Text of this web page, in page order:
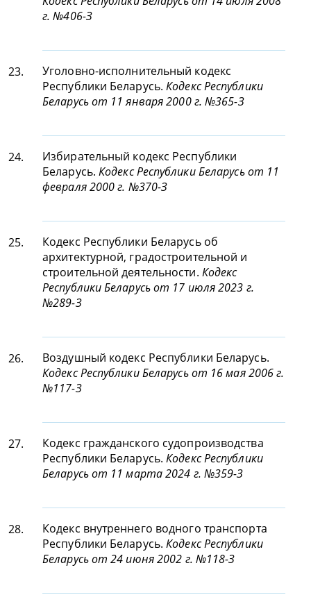
г. №406-З
23.
Уголовно-исполнительный кодекс
Республики Беларусь.Кодекс Республики
Беларусь от 11 января 2000 г. №365-З
24.
Избирательный кодекс Республики
Беларусь. Кодекс Республики Беларусь от 11
февраля 2000 г. №370-З
25.
Кодекс Республики Беларусь об
архитектурной, градостроительной и
строительной деятельности. Кодекс
Республики Беларусь от 17 июля 2023 г.
№289-З
26.
Воздушный кодекс Республики Беларусь.
Кодекс Республики Беларусь от 16 мая 2006 г.
№117-З
27.
Кодекс гражданского судопроизводства
Республики Беларусь.Кодекс Республики
Беларусь от 11 марта 2024 г. №359-З
28.
Кодекс внутреннего водного транспорта
Республики Беларусь.Кодекс Республики
Беларусь от 24 июня 2002 г. №118-З